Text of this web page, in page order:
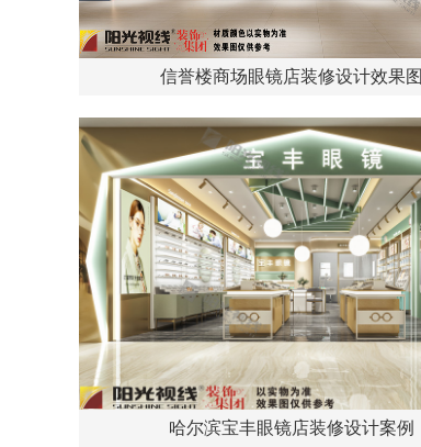
信誉楼商场眼镜店装修设计效果图
哈尔滨宝丰眼镜店装修设计案例